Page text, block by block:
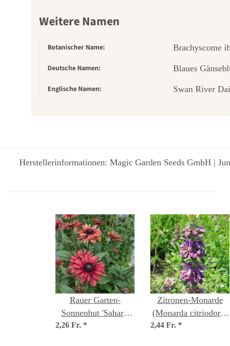
Weitere Namen
Botanischer Name: Brachyscome
Deutsche Namen: Blaues
Englische Namen: Swan River
Herstellerinformationen: Magic Garden Seeds GmbH |
Rauer Garten-
Sonnenhut 'Sahara'
(Rudbeckia hirta)
2,26 Fr. *
Zitronen-Monarde
(Monarda citriodora)
Samen
2,44 Fr. *